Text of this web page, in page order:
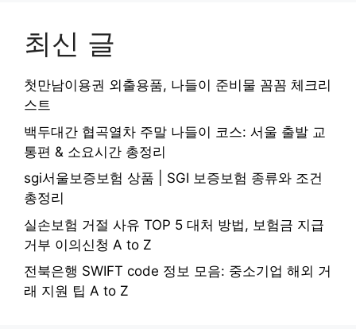
최신 글
첫만남이용권 외출용품, 나들이 준비물 꼼꼼 체크리
스트
백두대간 협곡열차 주말 나들이 코스: 서울 출발 교
통편 & 소요시간 총정리
sgi서울보증보험 상품 | SGI 보증보험 종류와 조건
총정리
실손보험 거절 사유 TOP 5 대처 방법, 보험금 지급
거부 이의신청 A to Z
전북은행 SWIFT code 정보 모음: 중소기업 해외 거
래 지원 팁 A to Z